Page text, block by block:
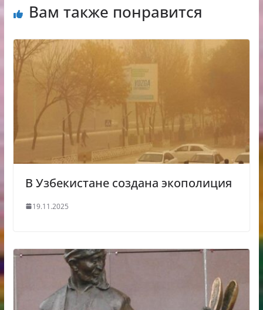
Вам также понравится
В Узбекистане создана экополиция
19.11.2025